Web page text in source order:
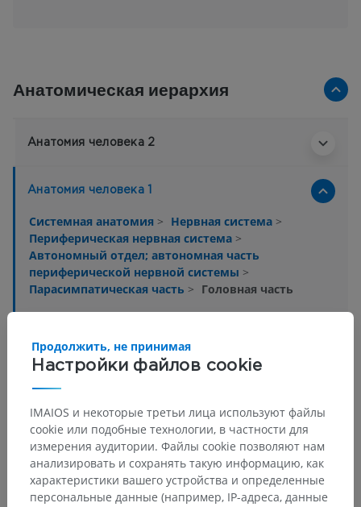
Анатомическая иерархия
Анатомия человека 2
Анатомия человека 1
Системная анатомия > Нервная система >
Периферическая нервная система >
Автономный отдел; автономная часть
периферической нервной системы >
Парасимпатическая часть > Головная часть
Ресничный узел
Крылонебный узел
Поднижнечелюстной узел
Подъязычный узел
Ушной узел
Настройки файлов cookie
Продолжить, не принимая
IMAIOS и некоторые третьи лица используют файлы
cookie или подобные технологии, в частности для
измерения аудитории. Файлы cookie позволяют нам
анализировать и сохранять такую информацию, как
характеристики вашего устройства и определенные
персональные данные (например, IP-адреса, данные